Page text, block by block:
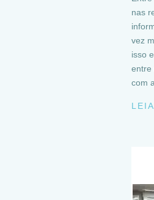
nas
vez
isso
entre
com